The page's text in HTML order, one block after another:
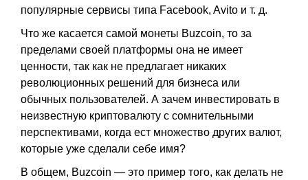
популярные сервисы типа Facebook, Avito и т. д.
Что же касается самой монеты Buzcoin, то за
пределами своей платформы она не имеет
ценности, так как не предлагает никаких
революционных решений для бизнеса или
обычных пользователей. А зачем инвестировать в
неизвестную криптовалюту с сомнительными
перспективами, когда ест множество других валют,
которые уже сделали себе имя?
В общем, Buzcoin — это пример того, как делать не